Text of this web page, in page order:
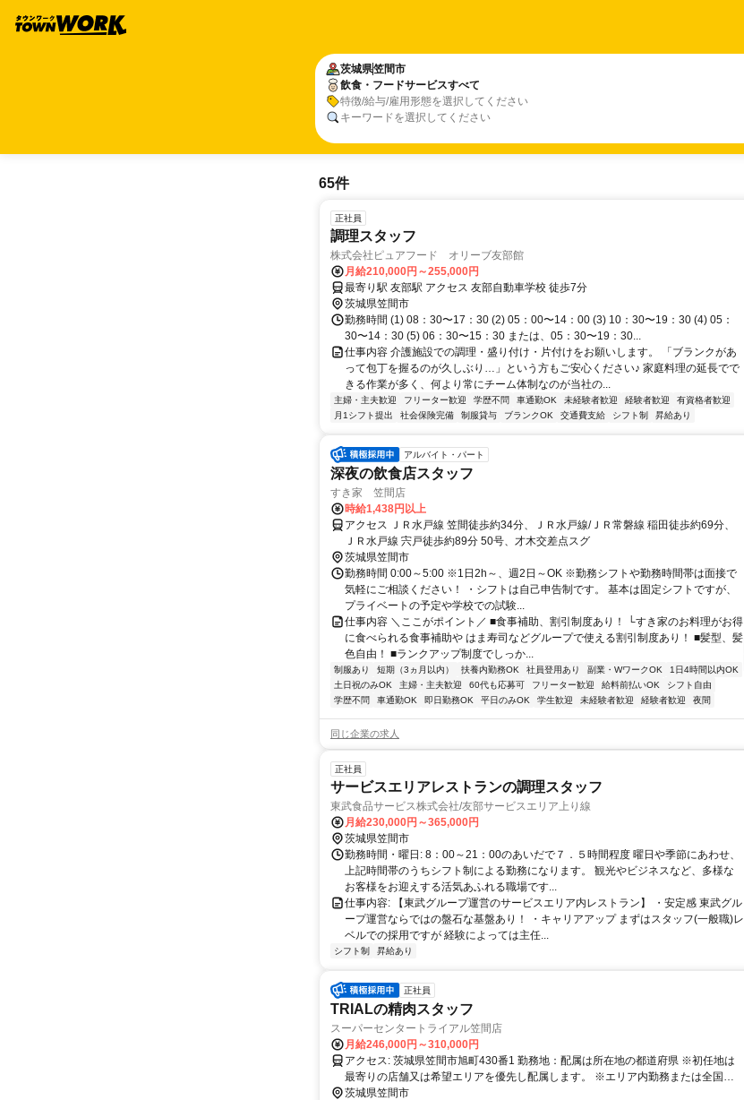
茨城県笠間市
飲食・フードサービスすべて
特徴/給与/雇用形態を選択してください
キーワードを選択してください
65件
正社員
調理スタッフ
株式会社ピュアフード オリーブ友部館
月給210,000円～255,000円
最寄り駅 友部駅 アクセス 友部自動車学校 徒歩7分
茨城県笠間市
勤務時間 (1) 08：30〜17：30 (2) 05：00〜14：00 (3) 10：30〜19：30 (4) 05：
30〜14：30 (5) 06：30〜15：30 または、05：30〜19：30...
仕事内容 介護施設での調理・盛り付け・片付けをお願いします。 「ブランクがあ
って包丁を握るのが久しぶり…」という方もご安心ください♪ 家庭料理の延長でで
きる作業が多く、何より常にチーム体制なのが当社の...
主婦・主夫歓迎 フリーター歓迎 学歴不問 車通勤OK 未経験者歓迎 経験者歓迎
有資格者歓迎
月1シフト提出
社会保険完備 制服貸与 ブランクOK 交通費支給 シフト制 昇給あり
アルバイト・パート
深夜の飲食店スタッフ
すき家 笠間店
時給1,438円以上
アクセス ＪＲ水戸線 笠間徒歩約34分、ＪＲ水戸線/ＪＲ常磐線 稲田徒歩約69分、
ＪＲ水戸線 宍戸徒歩約89分 50号、才木交差点スグ
茨城県笠間市
勤務時間 0:00～5:00 ※1日2h～、週2日～OK ※勤務シフトや勤務時間帯は面接で
気軽にご相談ください！ ・シフトは自己申告制です。 基本は固定シフトですが、
プライベートの予定や学校での試験...
仕事内容 ＼ここがポイント／ ■食事補助、割引制度あり！ └すき家のお料理がお得
に食べられる食事補助や はま寿司などグループで使える割引制度あり！ ■髪型、髪
色自由！ ■ランクアップ制度でしっか...
制服あり 短期（3ヵ月以内） 扶養内勤務OK 社員登用あり 副業・WワークOK
1日4時間以内OK
土日祝のみOK
主婦・主夫歓迎 60代も応募可 フリーター歓迎 給料前払いOK
シフト自由
学歴不問
車通勤OK 即日勤務OK 平日のみOK 学生歓迎 未経験者歓迎 経験者歓迎 夜間
同じ企業の求人
正社員
サービスエリアレストランの調理スタッフ
東武食品サービス株式会社/友部サービスエリア上り線
月給230,000円～365,000円
茨城県笠間市
勤務時間・曜日: 8：00～21：00のあいだで７．５時間程度 曜日や季節にあわせ、
上記時間帯のうちシフト制による勤務になります。 観光やビジネスなど、多様な
お客様をお迎えする活気あふれる職場です...
仕事内容: 【東武グループ運営のサービスエリア内レストラン】 ・安定感 東武グル
ープ運営ならではの盤石な基盤あり！ ・キャリアアップ まずはスタッフ(一般職)レ
ベルでの採用ですが 経験によっては主任...
シフト制 昇給あり
正社員
TRIALの精肉スタッフ
スーパーセンタートライアル笠間店
月給246,000円～310,000円
アクセス: 茨城県笠間市旭町430番1 勤務地：配属は所在地の都道府県 ※初任地は
最寄りの店舗又は希望エリアを優先し配属します。 ※エリア内勤務または全国勤
務いずれか希望を選択できます。
茨城県笠間市